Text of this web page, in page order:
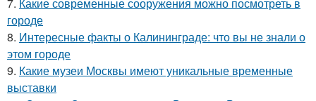
7. Какие современные сооружения можно посмотреть в
городе
8. Интересные факты о Калининграде: что вы не знали о
этом городе
9. Какие музеи Москвы имеют уникальные временные
выставки